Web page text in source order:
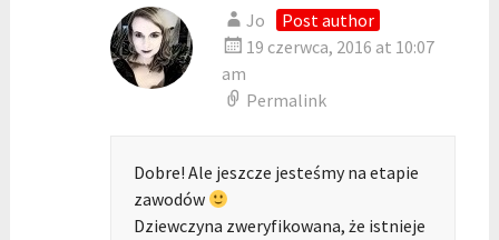
Jo
Post author
19 czerwca, 2016 at 10:07
am
Permalink
Dobre! Ale jeszcze jesteśmy na etapie
zawodów
Dziewczyna zweryfikowana, że istnieje